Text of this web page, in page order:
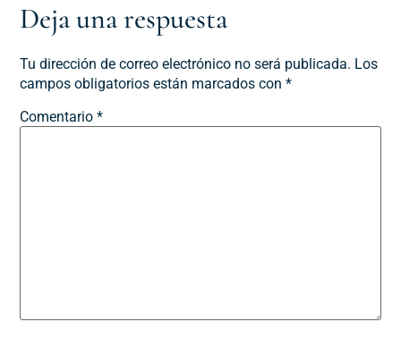
Deja una respuesta
Tu dirección de correo electrónico no será publicada. Los
campos obligatorios están marcados con*
Comentario*